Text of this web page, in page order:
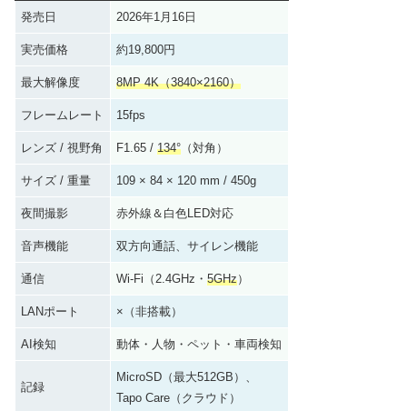
発売日 2026年1月16日
実売価格 約19,800円
最大解像度 8MP 4K（3840×2160）
フレームレート 15fps
レンズ / 視野角 F1.65 /134° （対角）
サイズ / 重量 109 × 84 × 120 mm / 450g
夜間撮影 赤外線＆白色LED対応
音声機能 双方向通話、サイレン機能
通信 Wi-Fi（2.4GHz・5GHz）
LANポート ×（非搭載）
AI検知 動体・人物・ペット・車両検知
記録
MicroSD（最大512GB）、
Tapo Care（クラウド）